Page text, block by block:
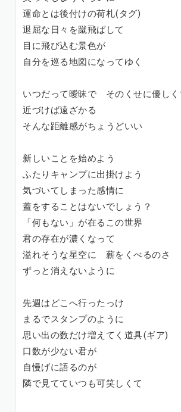
運命とは後付けの荷札(タグ)
退屈な日々を蹴飛ばして
目に飛び込む景色が
自分を巡る地図になってゆく
いつだって曖昧で そのくせに優しく
近づけば遠ざかる
そんな距離感がちょうどいい
新しいことを始めよう
ふたりキャンプに出掛けよう
気づいてしまった感情に
蓋をすることはないでしょう？
「何もない」が在るこの世界
君の存在が濃くなって
溢れそうな星空に 薪をくべるのさ
ずっと消えないように
先週はどこへ行ったっけ
まるでスタンプのように
思い出の数だけ増えてく道具(ギア)
口数が少ない君が
自慢げに語るのが
隣で見てていつも可笑しくて